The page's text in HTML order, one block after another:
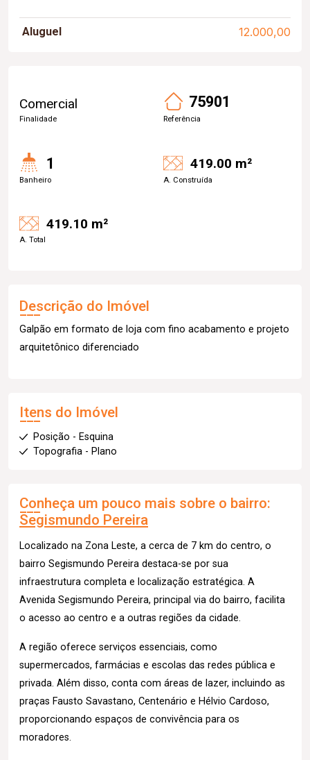
Aluguel 12.000,00
Comercial
Finalidade
75901
Referência
1
Banheiro
419.00 m²
A. Construída
419.10 m²
A. Total
Descrição do Imóvel
Galpão em formato de loja com fino acabamento e projeto
arquitetônico diferenciado
Itens do Imóvel
Posição - Esquina
Topografia - Plano
Conheça um pouco mais sobre o bairro:
Segismundo Pereira
Localizado na Zona Leste, a cerca de 7 km do centro, o
bairro Segismundo Pereira destaca-se por sua
infraestrutura completa e localização estratégica. A
Avenida Segismundo Pereira, principal via do bairro, facilita
o acesso ao centro e a outras regiões da cidade.
A região oferece serviços essenciais, como
supermercados, farmácias e escolas das redes pública e
privada. Além disso, conta com áreas de lazer, incluindo as
praças Fausto Savastano, Centenário e Hélvio Cardoso,
proporcionando espaços de convivência para os
moradores.